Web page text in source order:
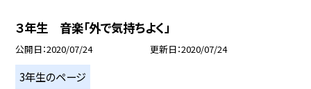
３年生 音楽「外で気持ちよく」
公開日 2020/07/24 更新日 2020/07/24
3年生のページ